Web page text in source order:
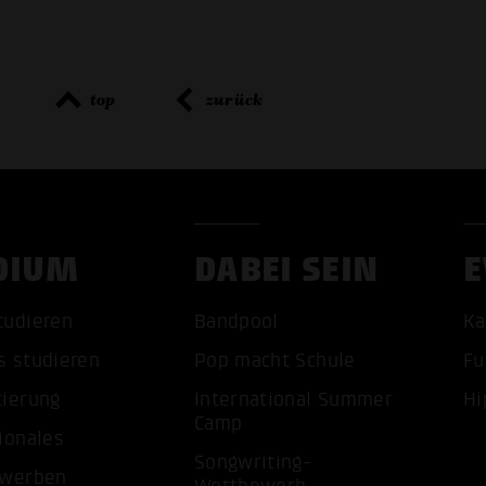
top zurück
studieren
DABEI SEIN
Bandpool
Pop macht Schule
International Summer
Camp
Songwriting-